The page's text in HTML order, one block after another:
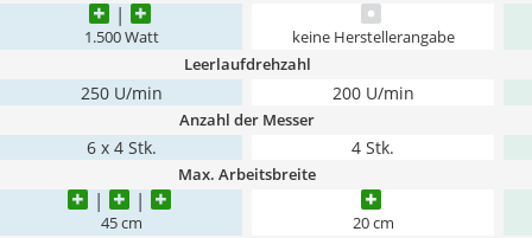
1.500 Watt keine Herstellerangabe
Leerlaufdrehzahl
250 U/min 200 U/min
Anzahl der Messer
6 x 4 Stk. 4 Stk.
Max. Arbeitsbreite
45 cm 20 cm